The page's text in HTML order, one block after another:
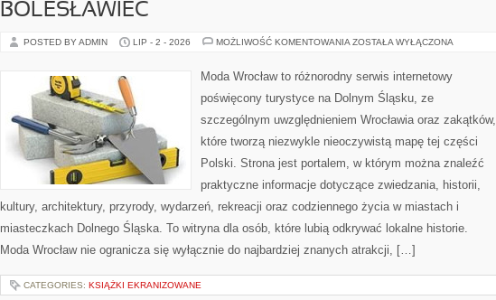
BOLESŁAWIEC
POSTED BY ADMIN LIP - 2 - 2026 MOŻLIWOŚĆ KOMENTOWANIA BOLESŁAWIEC
ZOSTAŁA WYŁĄCZONA
Moda Wrocław to różnorodny serwis internetowy
poświęcony turystyce na Dolnym Śląsku, ze
szczególnym uwzględnieniem Wrocławia oraz zakątków,
które tworzą niezwykle nieoczywistą mapę tej części
Polski. Strona jest portalem, w którym można znaleźć
praktyczne informacje dotyczące zwiedzania, historii,
kultury, architektury, przyrody, wydarzeń, rekreacji oraz codziennego życia w miastach i
miasteczkach Dolnego Śląska. To witryna dla osób, które lubią odkrywać lokalne historie.
Moda Wrocław nie ogranicza się wyłącznie do najbardziej znanych atrakcji, […]
CATEGORIES: KSIĄŻKI EKRANIZOWANE